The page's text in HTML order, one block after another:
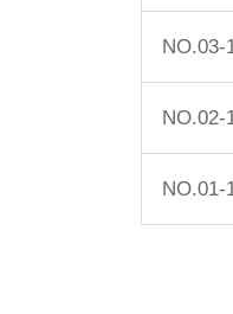
NO.03-
NO.02-
NO.01-